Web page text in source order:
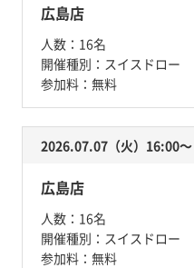
広島店
人数： 16名
開催種別： スイスドロー
参加料： 無料
2026.07.07（火）16:00〜
広島店
人数： 16名
開催種別： スイスドロー
参加料： 無料